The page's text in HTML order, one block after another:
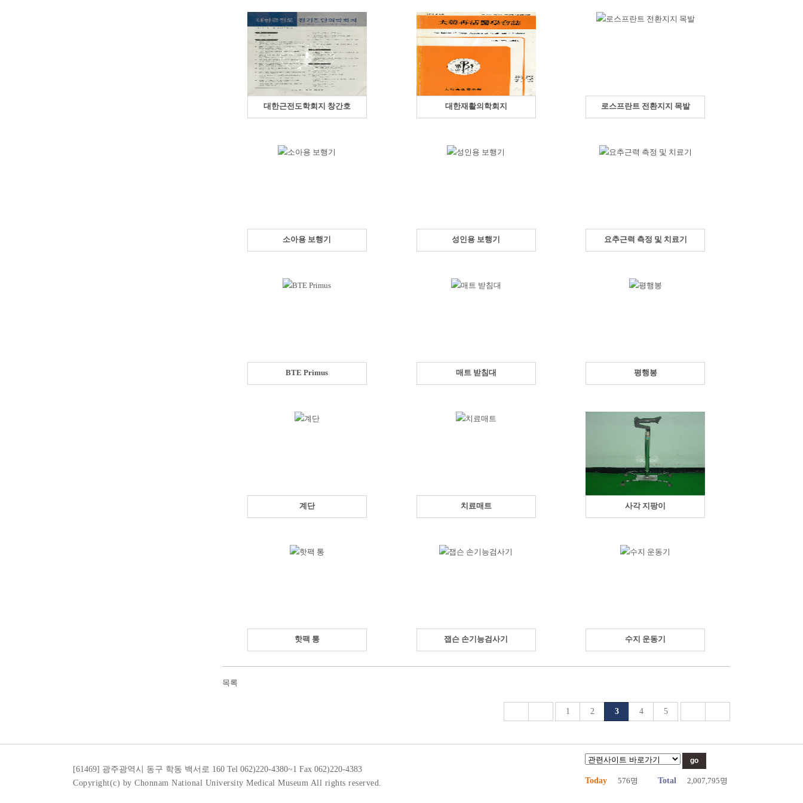
대한근전도학회지 창간호 대한재활의학회지 로스프란트 전환지지 목발
소아용 보행기 성인용 보행기 요추근력 측정 및 치료기
BTE Primus 매트 받침대 평행봉
계단 치료매트 사각 지팡이
핫팩 통 잽슨 손기능검사기 수지 운동기
목록
1 2 3 4 5
Today 576명 Total 2,007,795명
[61469] 광주광역시 동구 학동 백서로 160 Tel 062)220-4380~1 Fax 062)220-4383
Copyright(c) by Chonnam National University Medical Museum All rights reserved.